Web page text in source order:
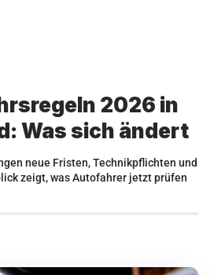
2026 in
Was sich ändert
neue Fristen, Technikpflichten und
zeigt, was Autofahrer jetzt prüfen